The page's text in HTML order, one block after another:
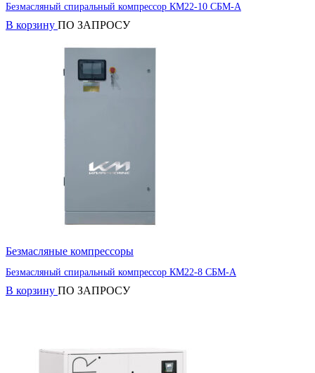
Безмасляный спиральный компрессор КМ22-10 СБМ-А
В корзину ПО ЗАПРОСУ
Безмасляные компрессоры
Безмасляный спиральный компрессор КМ22-8 СБМ-А
В корзину ПО ЗАПРОСУ